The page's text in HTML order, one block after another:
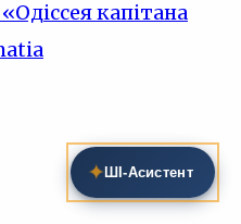
капітана
✦ ШІ‑Асистент